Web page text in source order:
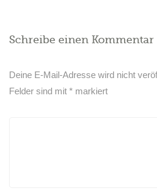
Schreibe einen Kommentar
Deine E-Mail-Adresse wird nicht
Felder sind mit* markiert